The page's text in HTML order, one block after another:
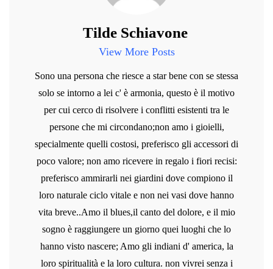
Tilde Schiavone
View More Posts
Sono una persona che riesce a star bene con se stessa
solo se intorno a lei c' è armonia, questo è il motivo
per cui cerco di risolvere i conflitti esistenti tra le
persone che mi circondano;non amo i gioielli,
specialmente quelli costosi, preferisco gli accessori di
poco valore; non amo ricevere in regalo i fiori recisi:
preferisco ammirarli nei giardini dove compiono il
loro naturale ciclo vitale e non nei vasi dove hanno
vita breve..Amo il blues,il canto del dolore, e il mio
sogno è raggiungere un giorno quei luoghi che lo
hanno visto nascere; Amo gli indiani d' america, la
loro spiritualità e la loro cultura. non vivrei senza i